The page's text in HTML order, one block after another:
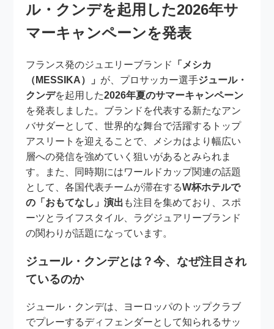
ル・クンデを起用した2026年サ
マーキャンペーンを発表
フランス発のジュエリーブランド
「メシカ
（MESSIKA）」 が、プロサッカー選手ジュール・
クンデを起用した2026年夏のサマーキャンペーン
を発表しました。ブランドを代表する新たなアン
バサダーとして、世界的な舞台で活躍するトップ
アスリートを迎えることで、メシカはより幅広い
層への発信を強めていく狙いがあるとみられま
す。また、同時期にはワールドカップ関連の話題
として、各国代表チームが滞在するW杯ホテルで
の「おもてなし」演出 も注目を集めており、スポ
ーツとライフスタイル、ラグジュアリーブランド
の関わりが話題になっています。
ジュール・クンデとは？今、なぜ注目され
ているのか
ジュール・クンデは、ヨーロッパのトップクラブ
でプレーするディフェンダーとして知られるサッ